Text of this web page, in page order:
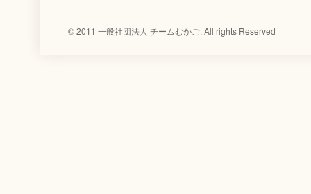
© 2011 一般社団法人 チームむかご. All rights Reserved